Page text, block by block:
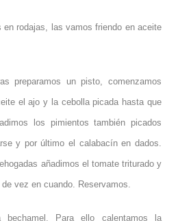
en rodajas, las vamos friendo en aceite
preparamos un pisto, comenzamos
el ajo y la cebolla picada hasta que
los pimientos también picados
y por último el calabacín en dados.
añadimos el tomate triturado y
vez en cuando. Reservamos.
bechamel. Para ello calentamos la